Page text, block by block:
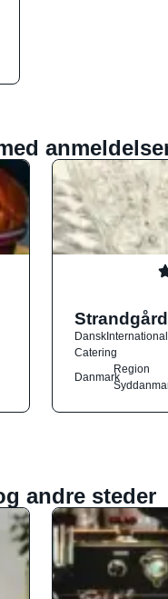
DanskInternational
Catering
Danmark
Region
andre steder